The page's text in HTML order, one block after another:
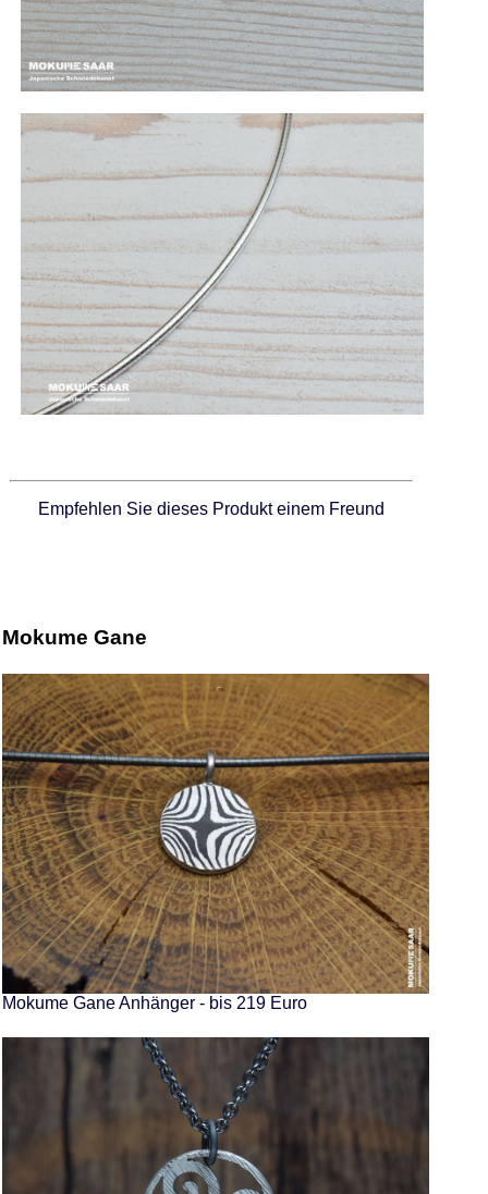
Empfehlen Sie dieses Produkt einem Freund
Mokume Gane
Mokume Gane Anhänger - bis 219 Euro